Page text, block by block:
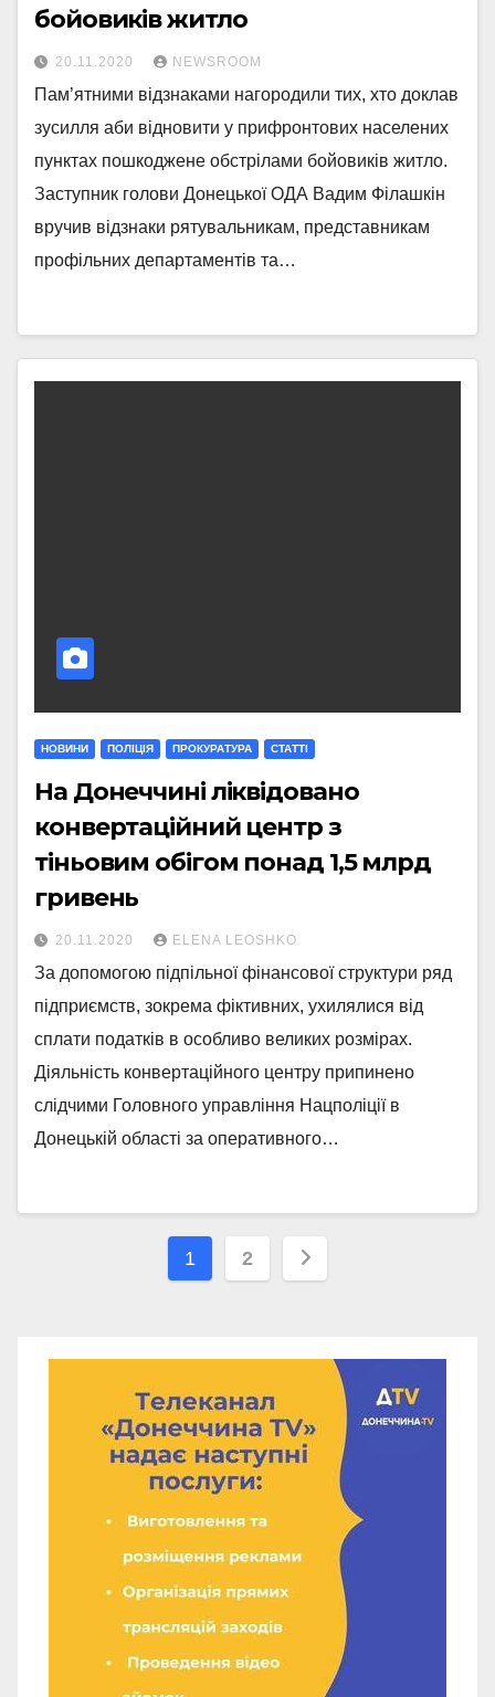
бойовиків житло
20.11.2020 NEWSROOM
Пам’ятними відзнаками нагородили тих, хто доклав
зусилля аби відновити у прифронтових населених
пунктах пошкоджене обстрілами бойовиків житло.
Заступник голови Донецької ОДА Вадим Філашкін
вручив відзнаки рятувальникам, представникам
профільних департаментів та…
НОВИНИ ПОЛІЦІЯ ПРОКУРАТУРА СТАТТI
На Донеччині ліквідовано
конвертаційний центр з
тіньовим обігом понад 1,5 млрд
гривень
20.11.2020 ELENA LEOSHKO
За допомогою підпільної фінансової структури ряд
підприємств, зокрема фіктивних, ухилялися від
сплати податків в особливо великих розмірах.
Діяльність конвертаційного центру припинено
слідчими Головного управління Нацполіції в
Донецькій області за оперативного…
Навігація
1 2